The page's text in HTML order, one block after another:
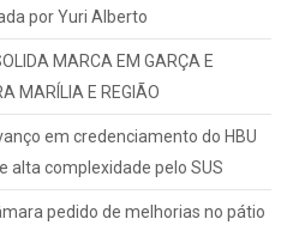
por Yuri Alberto
MARCA EM GARÇA E
MARÍLIA E REGIÃO
em credenciamento do HBU
alta complexidade pelo SUS
pedido de melhorias no pátio